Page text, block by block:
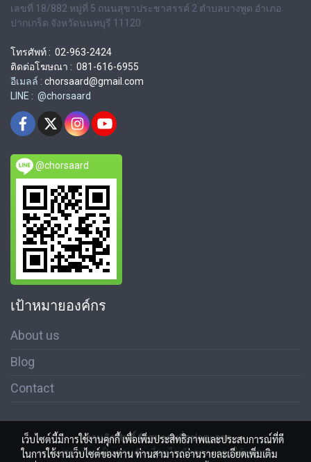
เลขที่ 18/882 หมู่ที่ 5 ถนนสุขาประชาสรรค์ 2 ตำบลบางพูด อำเภอ
ปากเกร็ด จังหวัดนนทบุรี 11120
โทรศัพท์ : 02-963-2424
ติดต่อโฆษณา : 081-616-6955
อีเมลล์ : chorsaard@gmail.com
LINE : @chorsaard
@chorsaard
เป้าหมายองค์กร
About us
Blog
Contact
สงวนลิขสิทธิ์ © สมาคมสื่อช่อสะอาด
นโนบายความเป็นส่วนตัว เงื่อนไขข้อตกลงการใช้บริการ
เว็บไซต์นี้มีการใช้งานคุกกี้ เพื่อเพิ่มประสิทธิภาพและประสบการณ์ที่ดี
ในการใช้งานเว็บไซต์ของท่าน ท่านสามารถอ่านรายละเอียดเพิ่มเติม